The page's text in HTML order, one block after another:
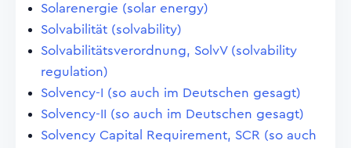
Solarenergie (solar energy)
Solvabilität (solvability)
Solvabilitätsverordnung, SolvV (solvability
regulation)
Solvency-I (so auch im Deutschen gesagt)
Solvency-II (so auch im Deutschen gesagt)
Solvency Capital Requirement, SCR (so auch